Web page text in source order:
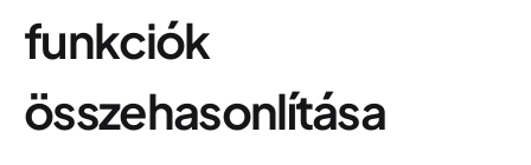
funkciók
összehasonlítása